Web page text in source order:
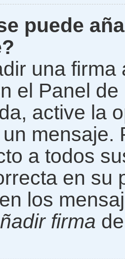
puede
una
el Panel
active la
mensaje.
a todos
en su
los
firma